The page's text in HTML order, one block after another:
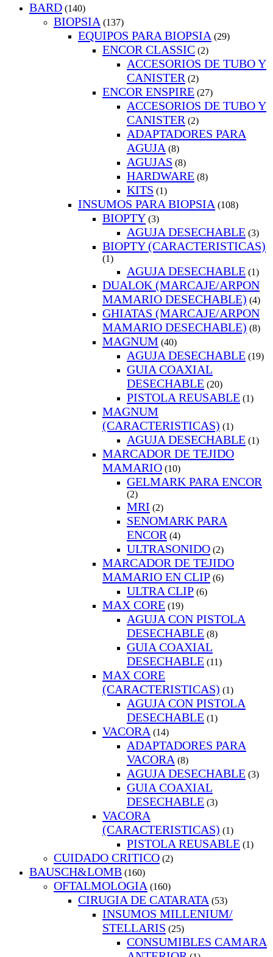
BARD (140)
BIOPSIA (137)
EQUIPOS PARA BIOPSIA (29)
ENCOR CLASSIC (2)
ACCESORIOS DE TUBO Y
CANISTER (2)
ENCOR ENSPIRE (27)
ACCESORIOS DE TUBO Y
CANISTER (2)
ADAPTADORES PARA
AGUJA (8)
AGUJAS (8)
HARDWARE (8)
KITS (1)
INSUMOS PARA BIOPSIA (108)
BIOPTY (3)
AGUJA DESECHABLE (3)
BIOPTY (CARACTERISTICAS)
(1)
AGUJA DESECHABLE (1)
DUALOK (MARCAJE/ARPON
MAMARIO DESECHABLE) (4)
GHIATAS (MARCAJE/ARPON
MAMARIO DESECHABLE) (8)
MAGNUM (40)
AGUJA DESECHABLE (19)
GUIA COAXIAL
DESECHABLE (20)
PISTOLA REUSABLE (1)
MAGNUM
(CARACTERISTICAS) (1)
AGUJA DESECHABLE (1)
MARCADOR DE TEJIDO
MAMARIO (10)
GELMARK PARA ENCOR
(2)
MRI (2)
SENOMARK PARA
ENCOR (4)
ULTRASONIDO (2)
MARCADOR DE TEJIDO
MAMARIO EN CLIP (6)
ULTRA CLIP (6)
MAX CORE (19)
AGUJA CON PISTOLA
DESECHABLE (8)
GUIA COAXIAL
DESECHABLE (11)
MAX CORE
(CARACTERISTICAS) (1)
AGUJA CON PISTOLA
DESECHABLE (1)
VACORA (14)
ADAPTADORES PARA
VACORA (8)
AGUJA DESECHABLE (3)
GUIA COAXIAL
DESECHABLE (3)
VACORA
(CARACTERISTICAS) (1)
PISTOLA REUSABLE (1)
CUIDADO CRITICO (2)
BAUSCH&LOMB (160)
OFTALMOLOGIA (160)
CIRUGIA DE CATARATA (53)
INSUMOS MILLENIUM/
STELLARIS (25)
CONSUMIBLES CAMARA